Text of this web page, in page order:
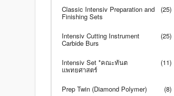
Classic Intensiv Preparation and
Finishing Sets
(25)
Intensiv Cutting Instrument
Carbide Burs
(25)
Intensiv Set *คณะทันต
แพทยศาสตร์
(11)
Prep Twin (Diamond Polymer) (8)